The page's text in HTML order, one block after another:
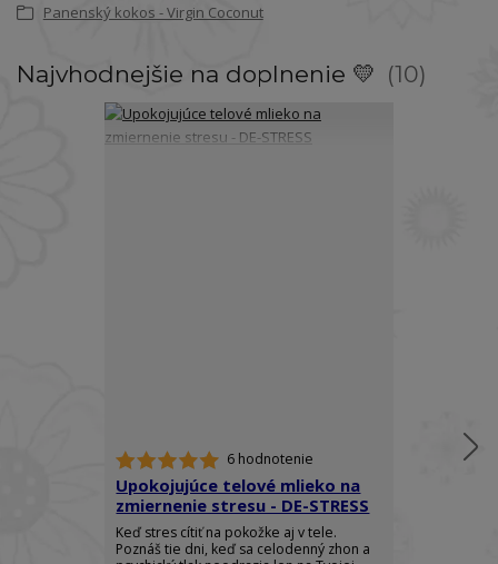
Panenský kokos - Virgin Coconut
Najvhodnejšie na doplnenie 💛 10
6 hodnotenie
Upokojujúce telové mlieko na
zmiernenie stresu - DE-STRESS
Keď stres cítiť na pokožke aj v tele.
Poznáš tie dni, keď sa celodenný zhon a